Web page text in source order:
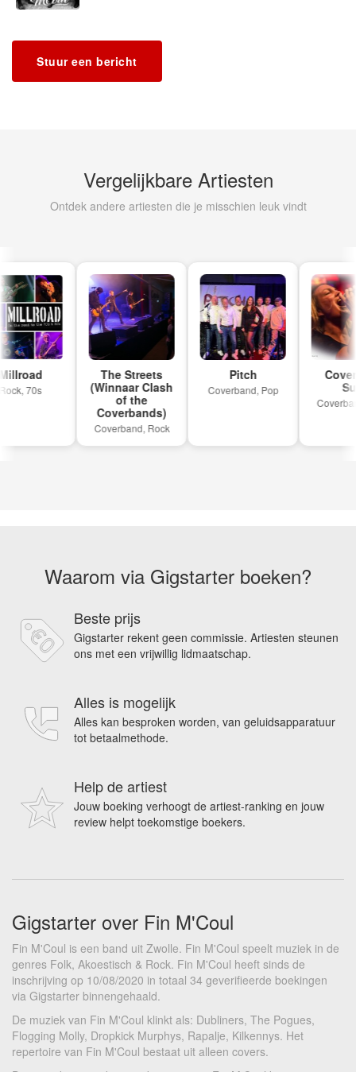
Stuur een bericht
Vergelijkbare Artiesten
Ontdek andere artiesten die je misschien leuk vindt
70s
The Streets
(Winnaar Clash
of the
Coverbands)
Coverband, Rock
Pitch
Coverband, Pop
Sure
Waarom via Gigstarter boeken?
Beste prijs
Gigstarter rekent geen commissie. Artiesten steunen
ons met een vrijwillig lidmaatschap.
Alles is mogelijk
Alles kan besproken worden, van geluidsapparatuur
tot betaalmethode.
Help de artiest
Jouw boeking verhoogt de artiest-ranking en jouw
review helpt toekomstige boekers.
Gigstarter over Fin M'Coul
Fin M'Coul is een band uit Zwolle. Fin M'Coul speelt muziek in de
genres Folk, Akoestisch & Rock. Fin M'Coul heeft sinds de
inschrijving op 10/08/2020 in totaal 34 geverifieerde boekingen
via Gigstarter binnengehaald.
De muziek van Fin M'Coul klinkt als: Dubliners, The Pogues,
Flogging Molly, Dropkick Murphys, Rapalje, Kilkennys. Het
repertoire van Fin M'Coul bestaat uit alleen covers.